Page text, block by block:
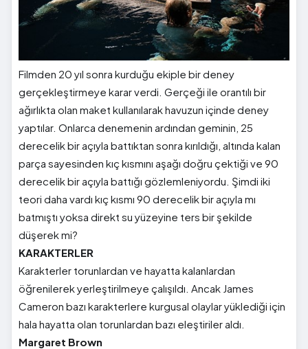
Filmden 20 yıl sonra kurduğu ekiple bir deney
gerçekleştirmeye karar verdi. Gerçeği ile orantılı bir
ağırlıkta olan maket kullanılarak havuzun içinde deney
yaptılar. Onlarca denemenin ardından geminin, 25
derecelik bir açıyla battıktan sonra kırıldığı, altında kalan
parça sayesinden kıç kısmını aşağı doğru çektiği ve 90
derecelik bir açıyla battığı gözlemleniyordu. Şimdi iki
teori daha vardı kıç kısmı 90 derecelik bir açıyla mı
batmıştı yoksa direkt su yüzeyine ters bir şekilde
düşerek mi?
KARAKTERLER
Karakterler torunlardan ve hayatta kalanlardan
öğrenilerek yerleştirilmeye çalışıldı. Ancak James
Cameron bazı karakterlere kurgusal olaylar yüklediği için
hala hayatta olan torunlardan bazı eleştiriler aldı.
Margaret Brown